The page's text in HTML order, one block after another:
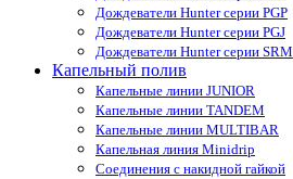
Дождеватели Hunter серии PGP
Дождеватели Hunter серии PGJ
Дождеватели Hunter серии SRM
Капельный полив
Капельные линии JUNIOR
Капельные линии TANDEM
Капельные линии MULTIBAR
Капельная линия Minidrip
Соединения с накидной гайкой